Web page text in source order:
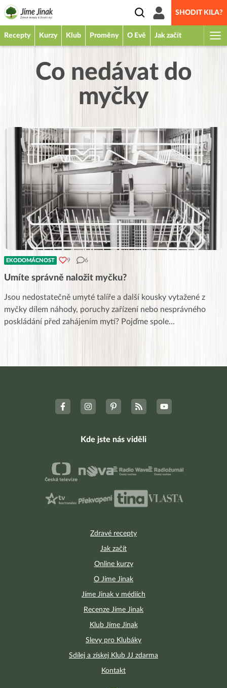
SHODIT KILA?
Recepty Kurzy Klub Proměny O Evě Jak začít
Co nedávat do
myčky
EKODOMÁCNOST 9 6
Umíte správně naložit myčku?
Jsou nedostatečně umyté talíře a další kousky vytažené z
myčky dílem náhody, poruchy zařízení nebo nesprávného
poskládání před zahájením mytí? Pojďme spole...
Zdravé recepty
Jak začít
Online kurzy
O Jíme Jinak
Jíme Jinak v médiích
Recenze Jíme Jinak
Klub Jíme Jinak
Slevy pro Klubáky
Sdílej a získej Klub JJ zdarma
Kontakt
Kde jste nás viděli